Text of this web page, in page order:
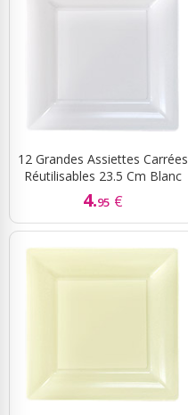
12 Grandes Assiettes Carrées
Réutilisables 23.5 Cm Blanc
4.95 €